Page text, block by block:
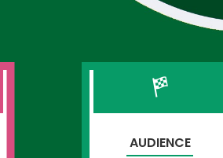
AUDIENCE